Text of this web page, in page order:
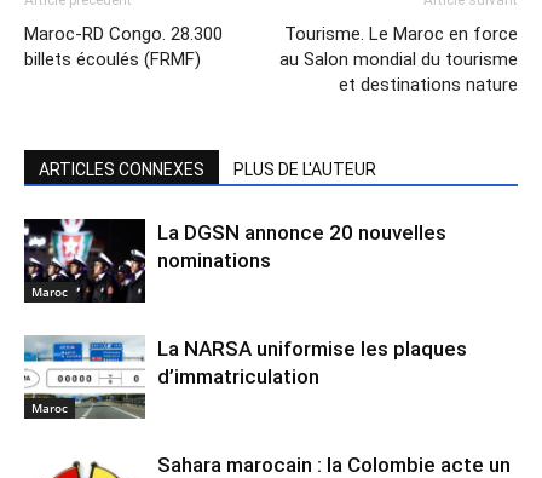
Maroc-RD Congo. 28.300
billets écoulés (FRMF)
Tourisme. Le Maroc en force
au Salon mondial du tourisme
et destinations nature
ARTICLES CONNEXES PLUS DE L'AUTEUR
Maroc
La DGSN annonce 20 nouvelles
nominations
Maroc
La NARSA uniformise les plaques
d’immatriculation
Sahara marocain : la Colombie acte un